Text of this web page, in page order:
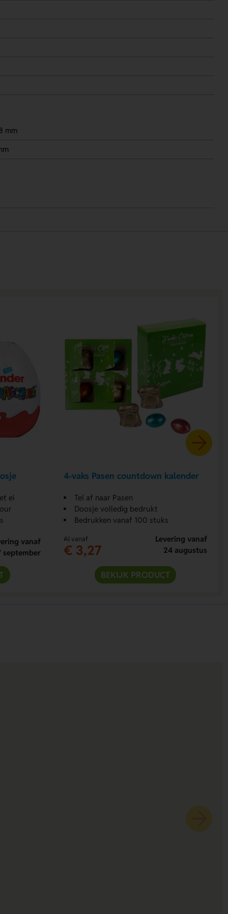
mm
ei
vanaf
september
4-vaks Pasen countdown kalender
Tel af naar Pasen
Doosje volledig bedrukt
Bedrukken vanaf 100 stuks
Al vanaf
€ 3,27
Levering vanaf
24 augustus
BEKIJK PRODUCT